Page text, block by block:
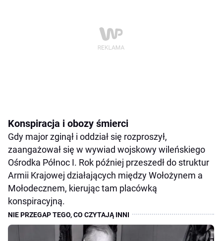
Konspiracja i obozy śmierci
Gdy major zginął i oddział się rozproszył,
zaangażował się w wywiad wojskowy wileńskiego
Ośrodka Północ I. Rok później przeszedł do struktur
Armii Krajowej działających między Wołożynem a
Mołodecznem, kierując tam placówką
konspiracyjną.